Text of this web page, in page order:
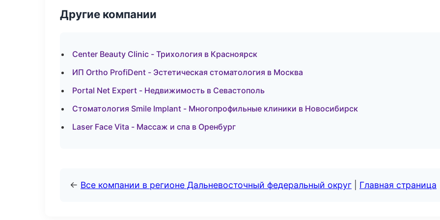
Другие компании
Center Beauty Clinic - Трихология в Красноярск
ИП Ortho ProfiDent - Эстетическая стоматология в Москва
Portal Net Expert - Недвижимость в Севастополь
Стоматология Smile Implant - Многопрофильные клиники в Новосибирск
Laser Face Vita - Массаж и спа в Оренбург
← Все компании в регионе Дальневосточный федеральный округ Главная страница